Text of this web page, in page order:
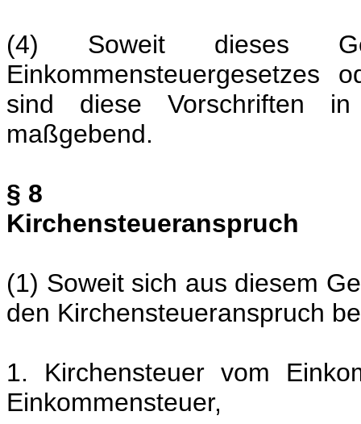
(4) Soweit dieses
Einkommensteuergesetzes
sind diese Vorschriften
maßgebend.
§ 8
Kirchensteueranspruch
(1) Soweit sich aus diesem
den Kirchensteueranspruch
1. Kirchensteuer vom
Einkommensteuer,